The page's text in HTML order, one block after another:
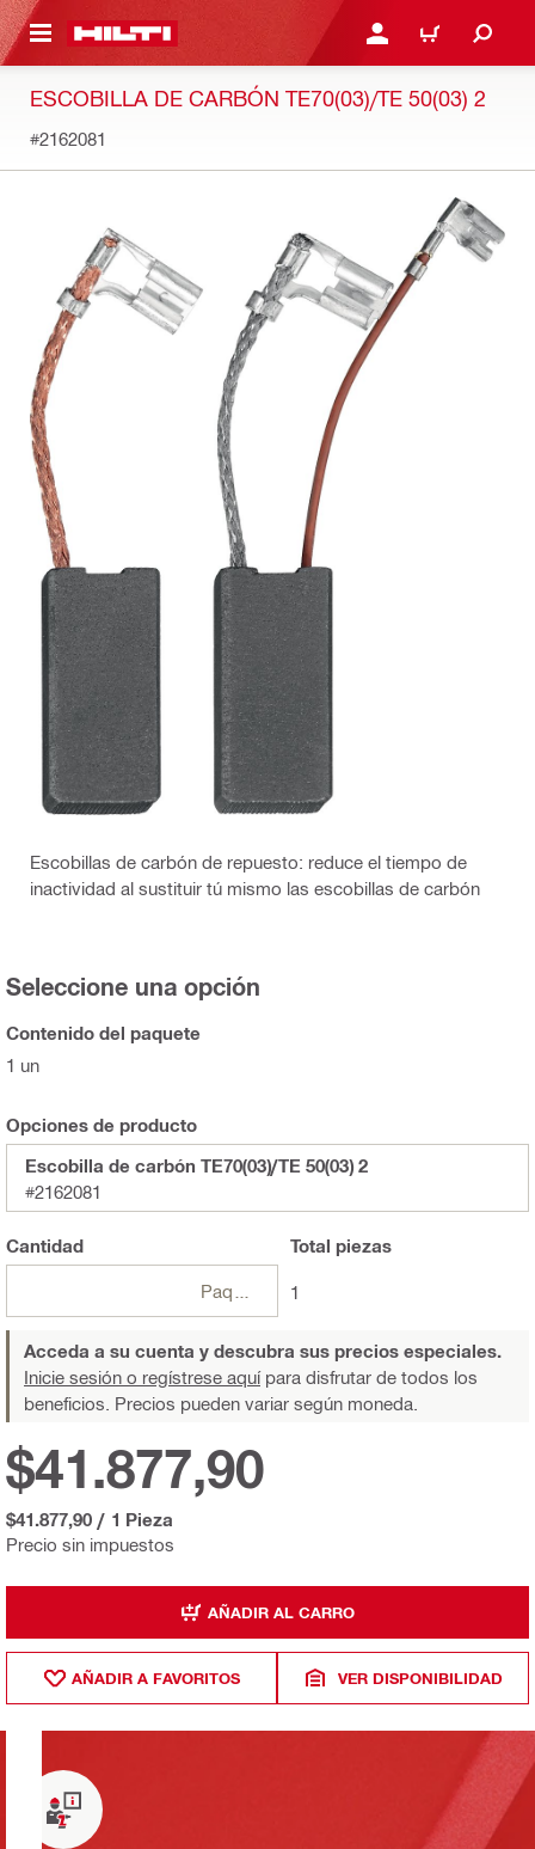
PRINCIPAL INICIE SESIÓN O
CARRITO
ESCOBILLA DE CARBÓN TE70(03)/TE 50(03) 2
#2162081
Escobillas de carbón de repuesto: reduce el tiempo de
inactividad al sustituir tú mismo las escobillas de carbón
Seleccione una opción
Contenido del paquete
1 un
Opciones de producto
Escobilla de carbón TE70(03)/TE 50(03) 2
#2162081
Cantidad Total piezas
1
Acceda a su cuenta y descubra sus precios especiales.
Inicie sesión o regístrese aquípara disfrutar de todos los
beneficios. Precios pueden variar según moneda.
Precio sin impuestos
$41.877,90
$41.877,90 / 1 Pieza
AÑADIR AL CARRO
AÑADIR A FAVORITOS VER DISPONIBILIDAD